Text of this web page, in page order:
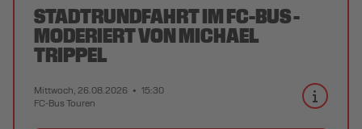
STADTRUNDFAHRT IM FC-BUS -
MODERIERT VON MICHAEL
TRIPPEL
Mittwoch, 26.08.2026
15:30
FC-Bus Touren